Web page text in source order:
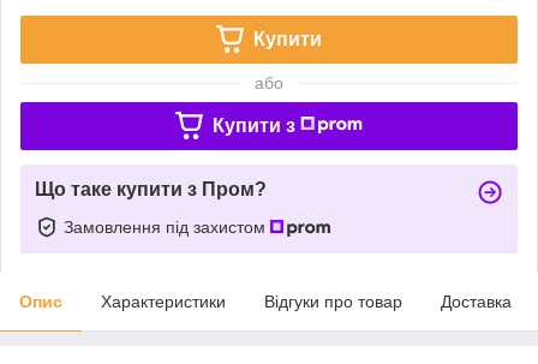
Купити
або
Купити з
Що таке купити з Пром?
Замовлення під захистом
Опис Характеристики Відгуки про товар Доставка